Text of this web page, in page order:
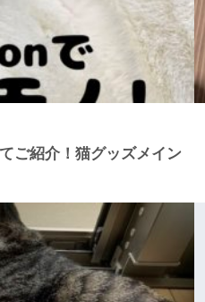
ご紹介！猫グッズメイン